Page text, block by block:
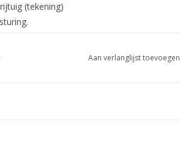
(tekening)
Aan verlanglijst toevoegen